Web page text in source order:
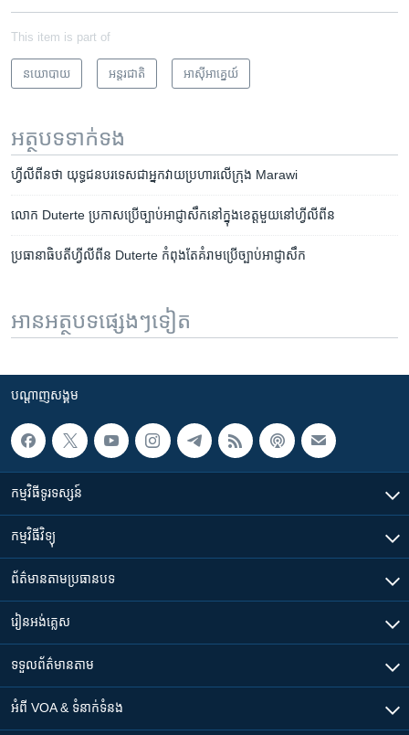
This item is part of
នយោបាយ អន្តរជាតិ អាស៊ី​អាគ្នេយ៍
អត្ថបទ​ទាក់ទង
ហ្វីលីពីន​ថា យុទ្ធជន​បរទេស​ជា​អ្នក​វាយប្រហារ​លើ​ក្រុង​ Marawi
លោក Duterte ប្រកាស​ប្រើ​ច្បាប់​អាជ្ញាសឹក​នៅ​ក្នុង​ខេត្ត​មួយ​នៅ​ហ្វីលីពីន
ប្រធានាធិបតី​ហ្វីលីពីន ​Duterte ​កំពុង​តែ​គំរាម​ប្រើ​ច្បាប់​អាជ្ញាសឹក​
អានអត្ថបទផ្សេងៗទៀត
បណ្តាញ​សង្គម
កម្មវិធី​ទូរទស្សន៍
កម្មវិធី​វិទ្យុ
ព័ត៌មាន​តាមប្រធានបទ​
រៀន​​អង់គ្លេស
ទទួល​ព័ត៌មាន​តាម
អំពី​ VOA & ទំនាក់ទំនង